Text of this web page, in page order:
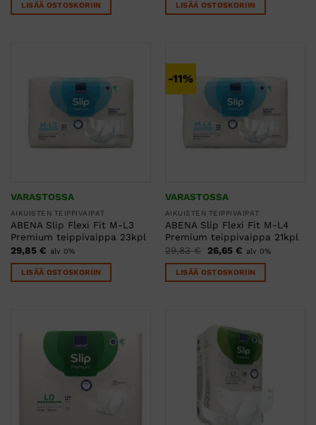
LISÄÄ OSTOSKORIIN LISÄÄ OSTOSKORIIN
VARASTOSSA
AIKUISTEN TEIPPIVAIPAT
ABENA Slip Flexi Fit M-L3
Premium teippivaippa 23kpl
29,85 € alv 0%
LISÄÄ OSTOSKORIIN
-11%
VARASTOSSA
AIKUISTEN TEIPPIVAIPAT
ABENA Slip Flexi Fit M-L4
Premium teippivaippa 21kpl
29,83€ Alkuperäinen
hinta
oli:
29,83 €.
26,65 €Nykyinen
on:
26,65 €.
alv 0%
LISÄÄ OSTOSKORIIN